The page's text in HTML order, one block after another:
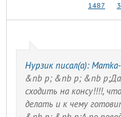
1487
Нурзик писал(а):
&nb p; &nb p; &nb p;Да
сходить на консу!!!!,
делать и к чему